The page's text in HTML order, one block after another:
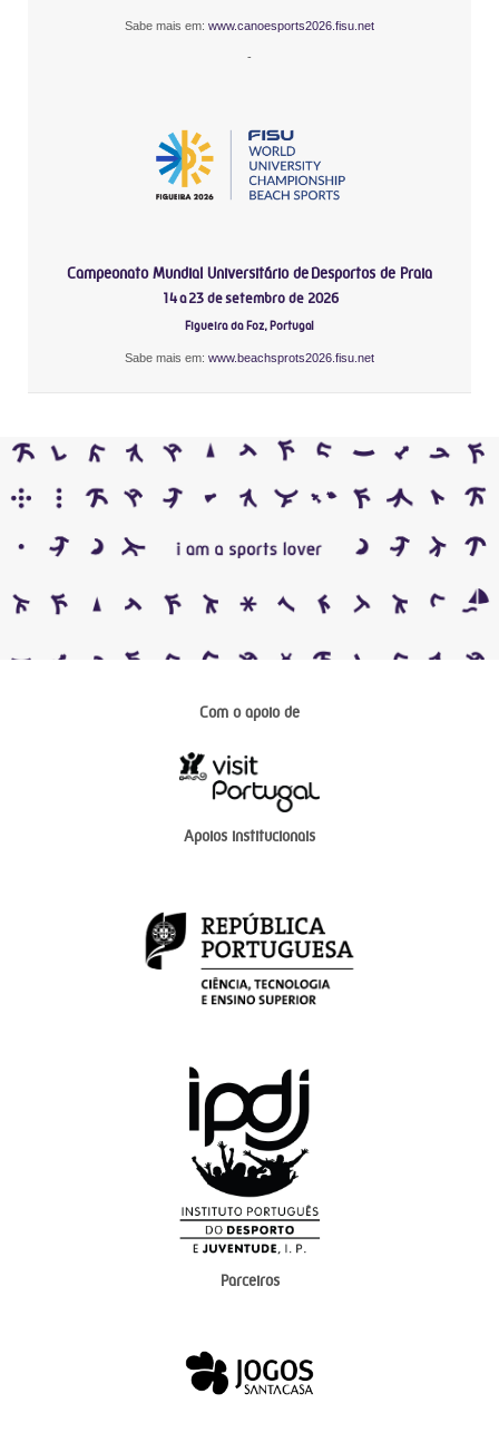
Sabe mais em: www.canoesports2026.fisu.net
-
Campeonato Mundial Universitário de Desportos de Praia
14 a 23 de setembro de 2026
Figueira da Foz, Portugal
Sabe mais em: www.beachsprots2026.fisu.net
Com o apoio de
Apoios institucionais
Parceiros